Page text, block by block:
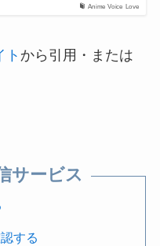
Anime Voice Love
ト から引用・または
サービス
する